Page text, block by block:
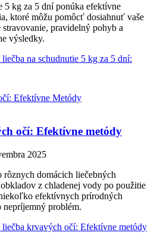
5 kg za 5 dní ponúka efektívne
ktoré môžu pomôcť dosiahnuť vaše
stravovanie, pravidelný pohyb a
výsledky.
na schudnutie 5 kg za 5 dní:
očí: Efektívne metódy
2025
domácich liečebných
z chladenej vody po použitie
efektívnych prírodných
nepríjemný problém.
krvavých očí: Efektívne metódy